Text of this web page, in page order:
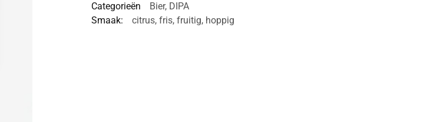
Categorieën
Bier, DIPA
Smaak:
citrus, fris, fruitig, hoppig